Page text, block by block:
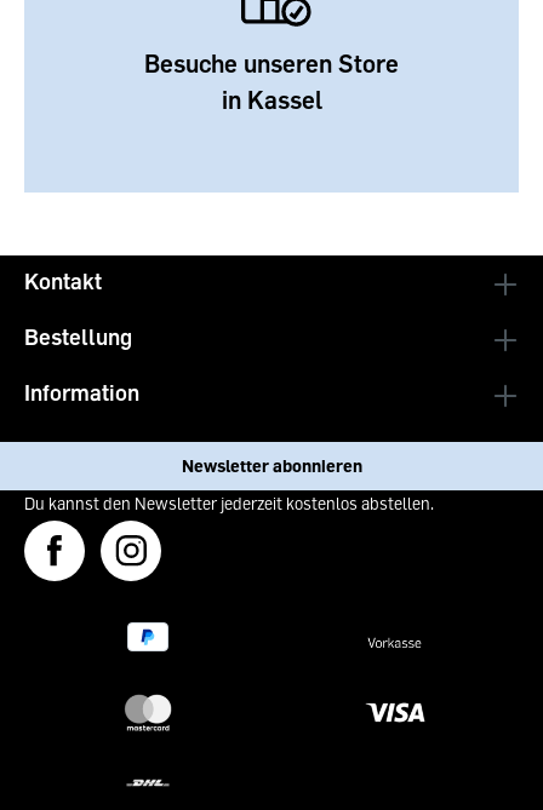
Besuche unseren Store
in Kassel
Kontakt
Bestellung
Information
Newsletter abonnieren
Du kannst den Newsletter jederzeit kostenlos abstellen.